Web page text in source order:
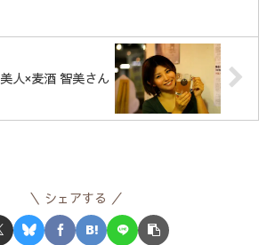
美人×麦酒 智美さん
シェアする